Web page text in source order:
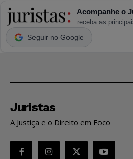
Acompanhe o
receba as
Seguir no Google
Juristas
A Justiça e o Direito em Foco